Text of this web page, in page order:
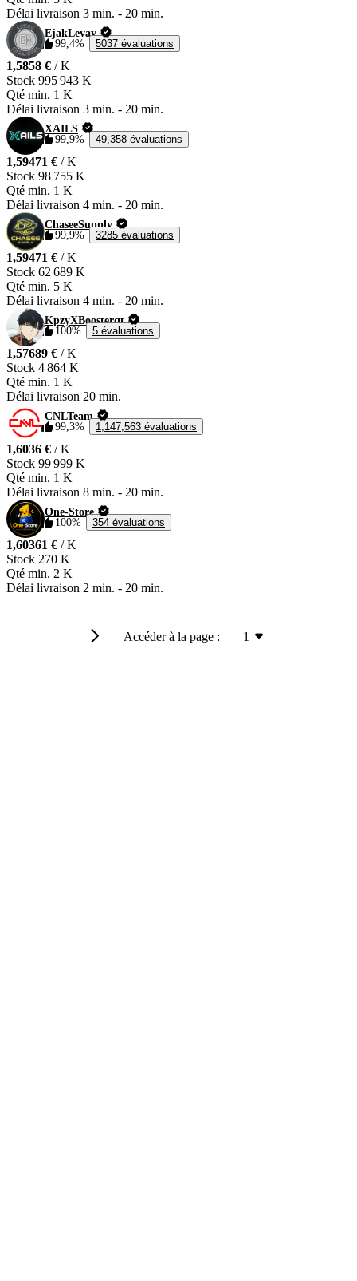
Délai livraison 3 min. - 20 min.
EjakLevay
99,4%
5037 évaluations
1,5858 € / K
Stock 995 943 K
Qté min. 1 K
Délai livraison 3 min. - 20 min.
XAILS
99,9%
49,358 évaluations
1,59471 € / K
Stock 98 755 K
Qté min. 1 K
Délai livraison 4 min. - 20 min.
ChaseeSupply
99,9%
3285 évaluations
1,59471 € / K
Stock 62 689 K
Qté min. 5 K
Délai livraison 4 min. - 20 min.
KpzyXBoosterqt
100%
5 évaluations
1,57689 € / K
Stock 4 864 K
Qté min. 1 K
Délai livraison 20 min.
CNLTeam
99,3%
1,147,563 évaluations
1,6036 € / K
Stock 99 999 K
Qté min. 1 K
Délai livraison 8 min. - 20 min.
One-Store
100%
354 évaluations
1,60361 € / K
Stock 270 K
Qté min. 2 K
Délai livraison 2 min. - 20 min.
Accéder à la page : 1